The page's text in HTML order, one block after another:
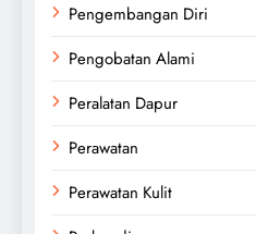
Pengembangan Diri
Pengobatan Alami
Peralatan Dapur
Perawatan
Perawatan Kulit